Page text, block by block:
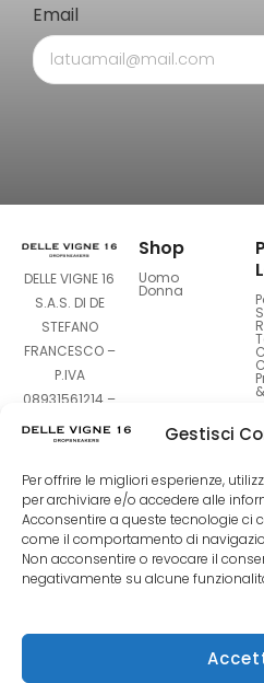
Gestisci
Per offrire le migliori esperienze,
per archiviare e/o accedere alle
Acconsentire a queste tecnologie ci
come il comportamento di
Non acconsentire o revocare il
negativamente su alcune
Email
DELLE VIGNE 16
S.A.S. DI DE
STEFANO
FRANCESCO –
P.IVA
08931561214 –
Sede Legale:
Corso Europa
126-128 –
80016 Marano
di Napoli (NA)
F
a
I
n
T
i
Shop
Uomo
Donna